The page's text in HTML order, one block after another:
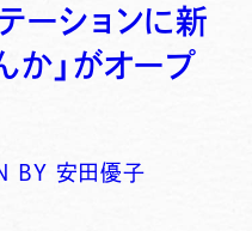
ーションに新
か」がオープ
BY 安田優子